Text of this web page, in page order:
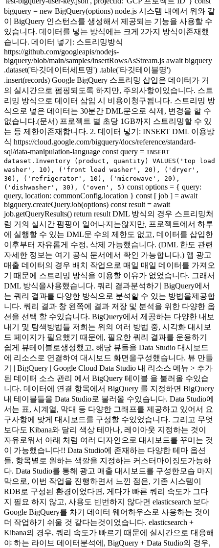
bigquery = new BigQuery(options) node.js 시스템 내에서 위와 같
이 BigQuery 인스턴스를 생성해서 제공되는 기능을 사용할 수
있습니다. 데이터를 넣는 방식에는 크게 2가지 방식이존재했
습니다. 데이터 넣기: 스트리밍방식
https://github.com/googleapis/nodejs-
bigquery/blob/main/samples/insertRowsAsStream.js await bigquery
.dataset('타깃데이터세트명') .table('타깃테이블명')
.insert(records) Google BigQuery 스트리밍 삽입은 데이터가 거
의 실시간으로 펌핑되도록 하지만, 주의사항이있습니다. 스트
리밍 방식으로 데이터 삽입 시 비용이청구됩니다. 스트리밍 방
식으로 넣은 데이터는 30분간 DML문으로 삭제, 변경을 할 수
없습니다.(문서) 프로젝트 별 초당 1GB까지 스트리밍할 수 있
는 등 제한이존재합니다. 2. 데이터 넣기: INSERT DML 이용방
식 https://cloud.google.com/bigquery/docs/reference/standard-
sql/data-manipulation-language const query = INSERT
dataset.Inventory (product, quantity) VALUES('top load
washer', 10), ('front load washer', 20), ('dryer',
30), ('refrigerator', 10), ('microwave', 20),
('dishwasher', 30), ('oven', 5) const options = { query:
query, location: commonConfig.location } const [ job ] = await
bigquery.createQueryJob(options) const result = await
job.getQueryResults() return result DML 방식의 경우 스트리밍처
럼 거의 실시간 펌핑이 일어나지는않지만, 프로젝트에서 하루
에 실행할 수 있는 DML문 수의 제한도 없고, 데이터를 삽입한
이후부터 자유롭게 수정, 삭제 가능했습니다. (DML 한도 관련
자세한 정보는 여기 공식 문서에서 확인 가능합니다.) 앱 광고
매출 데이터의 경우 배치 작업으로 매일 매일 데이터를 가져오
기 때문에 스트리밍 방식을 이용할 이유가 없었습니다. 그래서
DML 방식을사용했습니다. 쿼리 결과분석하기 BigQuery에서
는 쿼리 결과를 다양한 방식으로 분석할 수 있는 방법을제공합
니다. 쿼리 결과 창 왼쪽에 결과 저장 및 분석을 위한 다양한 옵
션을 선택 할 수있습니다. BigQuery에서 제공하는 다양한 내보
내기 및 탐색방법들 저희는 위의 여러 방법 중, 시각화 대시보
드 페이지가 필요했기 때문에, 필요한 쿼리 결과를 운용하기
쉽게 뷰테이블로생성했고, 해당 뷰들을 Data Studio 대시보드
에 리소스로 연결하여 대시보드 화면을구성했습니다. 뷰 만들
기 | BigQuery | Google Cloud Data Studio 내 리소스 메뉴 > 추가
된 데이터 소스 관리 에서 BigQuery 테이블 을 불러올 수있습
니다. 데이터에 연결 항목에서 BigQuery 를 지정하면 BigQuery
내 테이블들을 Data Studio로 불러올 수있습니다. Data Studio에
서는 표, 시계열, 막대 등 다양한 그래프를 제공하고 있어서 요
구사항에 맞게 대시보드를 구성할 수있었습니다. 그리고 무엇
보다도 Kibana와 달리 색상 테마나, 레이아웃 지정하는 것이
자유로워서 아래 처럼 여러 디자인으로 대시보드를 꾸미는 것
이 가능했습니다!! Data Studio에 존재하는 다양한 테마 옵션
들, 항목별로 원하는 색깔을 지정하는 커스터마이징도가능하
다. Data Studio를 통해 광고 매출 대시보드를 구성한모습 마지
막으로, 이번 작업을 진행하면서 느낀 점은, 기존 시스템이
RDB로 구성된 환경이었다면, 게다가 빠른 쿼리 속도가 그다
지 필요 하지 않고, 사용도 빈번하지 않다면 elasticsearch 보다
Google BigQuery를 차기 데이터 웨어하우스로 사용하는 것이
더 작업하기 쉬울 것 같다는것이었습니다. elasticsearch +
Kibana의 경우, 쿼리 속도가 빠르기 때문에 실시간으로 대응해
야 하는 라이브 데이터분석에, BigQuery + Data Studio의 경우,